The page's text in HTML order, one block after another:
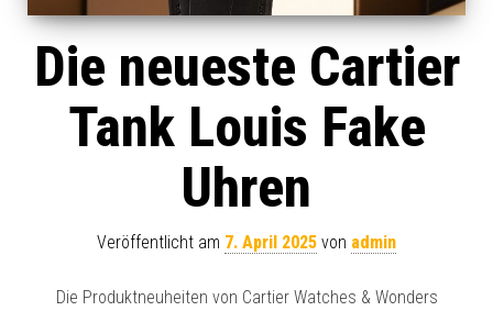
Die neueste Cartier
Tank Louis Fake
Uhren
Veröffentlicht am 7. April 2025 von admin
Die Produktneuheiten von Cartier Watches & Wonders